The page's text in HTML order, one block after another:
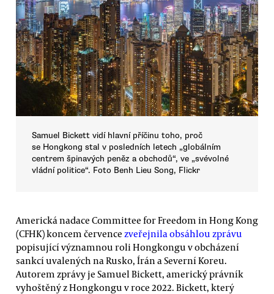
Samuel Bickett vidí hlavní příčinu toho, proč
se Hongkong stal v posledních letech „globálním
centrem špinavých peněz a obchodů“, ve „svévolné
vládní politice“. Foto Benh Lieu Song, Flickr
Americká nadace Committee for Freedom in Hong Kong
(CFHK) koncem července zveřejnila obsáhlou zprávu
popisující významnou roli Hongkongu v obcházení
sankcí uvalených na Rusko, Írán a Severní Koreu.
Autorem zprávy je Samuel Bickett, americký právník
vyhoštěný z Hongkongu v roce 2022. Bickett, který